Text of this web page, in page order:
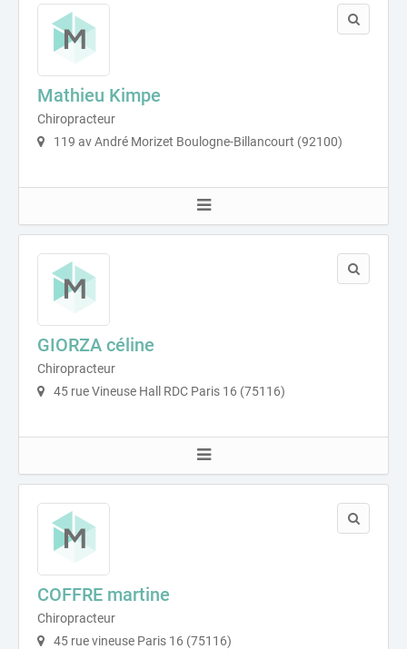
Mathieu Kimpe
Chiropracteur
119 av André Morizet Boulogne-Billancourt (92100)
GIORZA céline
Chiropracteur
45 rue Vineuse Hall RDC Paris 16 (75116)
COFFRE martine
Chiropracteur
45 rue vineuse Paris 16 (75116)